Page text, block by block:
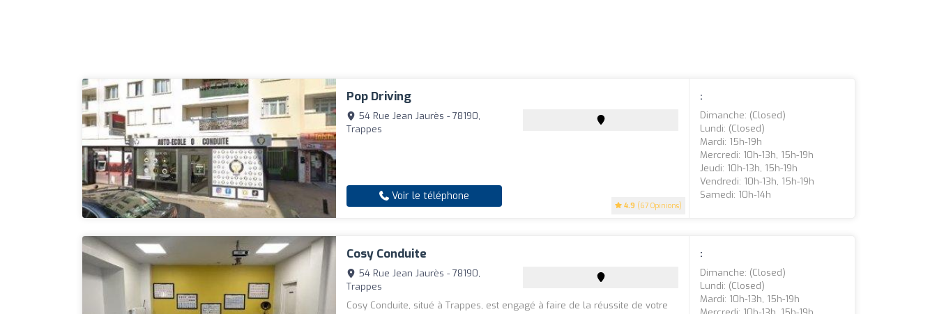
Pop Driving
4.9 (67 Opinions)
54 Rue Jean Jaurès - 78190,
Trappes
Voir le téléphone
:
Dimanche: (closed)
Lundi: (closed)
Mardi: 15h-19h
Mercredi: 10h-13h, 15h-19h
Jeudi: 10h-13h, 15h-19h
Vendredi: 10h-13h, 15h-19h
Samedi: 10h-14h
Cosy Conduite
54 Rue Jean Jaurès - 78190,
Trappes
Cosy Conduite, situé à Trappes, est engagé à faire de la réussite de votre
:
Dimanche: (closed)
Lundi: (closed)
Mardi: 10h-13h, 15h-19h